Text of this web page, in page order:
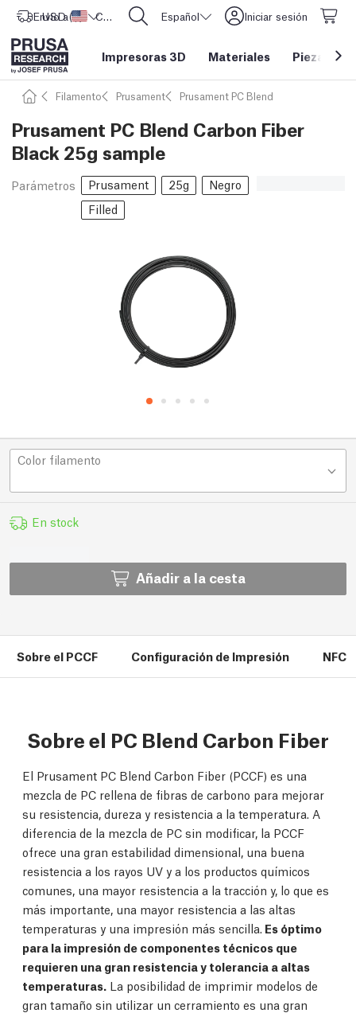
Envío a Estados Unidos
USD ($) CORE One L: ¡Ya disponible! Español Iniciar sesión
Impresoras 3D Materiales Piezas y
Filamento Prusament Prusament PC Blend
Prusament PC Blend Carbon Fiber
Black 25g sample
Parámetros Prusament 25g
Negro
Filled
Color filamento
En stock
Añadir a la cesta
Sobre el PCCF Configuración de Impresión NFC
Sobre el PC Blend Carbon Fiber
El Prusament PC Blend Carbon Fiber (PCCF) es una
mezcla de PC rellena de fibras de carbono para mejorar
su resistencia, dureza y resistencia a la temperatura. A
diferencia de la mezcla de PC sin modificar, la PCCF
ofrece una gran estabilidad dimensional, una buena
resistencia a los rayos UV y a los productos químicos
comunes, una mayor resistencia a la tracción y, lo que es
más importante, una mayor resistencia a las altas
temperaturas y una impresión más sencilla. Es óptimo
para la impresión de componentes técnicos que
requieren una gran resistencia y tolerancia a altas
temperaturas. La posibilidad de imprimir modelos de
gran tamaño sin utilizar un cerramiento es una gran